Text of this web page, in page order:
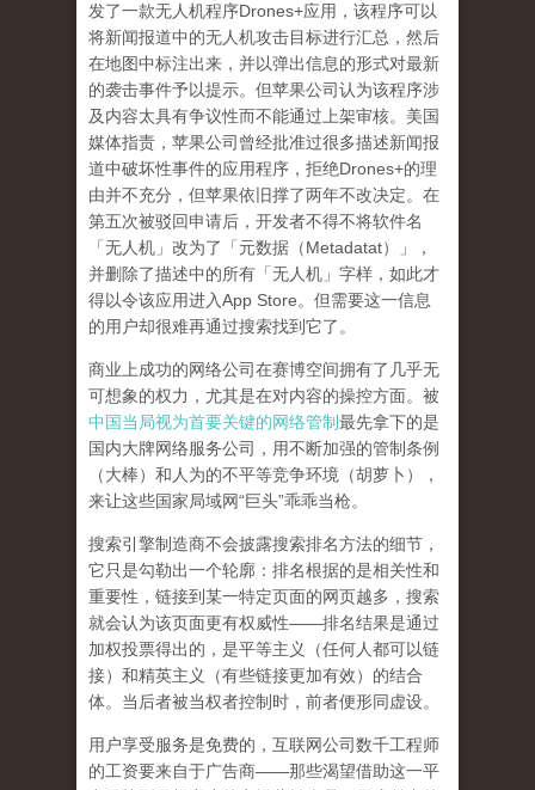
发了一款无人机程序Drones+应用，该程序可以
将新闻报道中的无人机攻击目标进行汇总，然后
在地图中标注出来，并以弹出信息的形式对最新
的袭击事件予以提示。但苹果公司认为该程序涉
及内容太具有争议性而不能通过上架审核。美国
媒体指责，苹果公司曾经批准过很多描述新闻报
道中破坏性事件的应用程序，拒绝Drones+的理
由并不充分，但苹果依旧撑了两年不改决定。在
第五次被驳回申请后，开发者不得不将软件名
「无人机」改为了「元数据（Metadatat）」，
并删除了描述中的所有「无人机」字样，如此才
得以令该应用进入App Store。但需要这一信息
的用户却很难再通过搜索找到它了。
商业上成功的网络公司在赛博空间拥有了几乎无
可想象的权力，尤其是在对内容的操控方面。被
中国当局视为首要关键的网络管制最先拿下的是
国内大牌网络服务公司 ，用不断加强的管制条例
（大棒）和人为的不平等竞争环境（胡萝卜），
来让这些国家局域网“巨头”乖乖当枪。
搜索引擎制造商不会披露搜索排名方法的细节，
它只是勾勒出一个轮廓：排名根据的是相关性和
重要性，链接到某一特定页面的网页越多，搜索
就会认为该页面更有权威性——排名结果是通过
加权投票得出的，是平等主义（任何人都可以链
接）和精英主义（有些链接更加有效）的结合
体。 当后者被当权者控制时，前者便形同虚设。
用户享受服务是免费的，互联网公司数千工程师
的工资要来自于广告商——那些渴望借助这一平